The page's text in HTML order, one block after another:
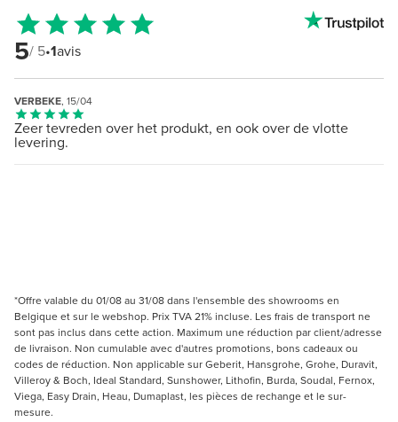
5/ 5•1avis
VERBEKE, 15/04
Zeer tevreden over het produkt, en ook over de vlotte
levering.
*Offre valable du 01/08 au 31/08 dans l'ensemble des showrooms en
Belgique et sur le webshop. Prix TVA 21% incluse. Les frais de transport ne
sont pas inclus dans cette action. Maximum une réduction par client/adresse
de livraison. Non cumulable avec d'autres promotions, bons cadeaux ou
codes de réduction. Non applicable sur Geberit, Hansgrohe, Grohe, Duravit,
Villeroy & Boch, Ideal Standard, Sunshower, Lithofin, Burda, Soudal, Fernox,
Viega, Easy Drain, Heau, Dumaplast, les pièces de rechange et le sur-
mesure.